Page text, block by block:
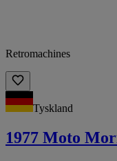
Retromachines
Tyskland
1977 Moto